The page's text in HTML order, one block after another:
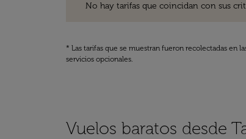
No hay tarifas que coincidan con sus
* Las tarifas que se muestran fueron recolectadas en
servicios opcionales.
Vuelos baratos desde